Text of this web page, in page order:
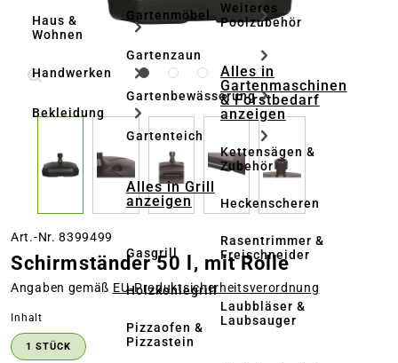
Haus &
Wohnen
Handwerken
Bekleidung
Gartenmöbel
Gartenzaun
Gartenbewässerung
Gartenteich
Alles in Grill
anzeigen
Gasgrill
Holzkohlegrill
Pizzaofen &
Pizzastein
Weiteres
Poolzubehör
Alles in
Gartenmaschinen
& Forstbedarf
anzeigen
Kettensägen &
Zubehör
Heckenscheren
Rasentrimmer &
Freischneider
Laubbläser &
Laubsauger
Art.-Nr. 8399499
Schirmständer 50 l, mit Rolle
Angaben gemäß EU‑Produktsicherheitsverordnung
Inhalt
1 STÜCK